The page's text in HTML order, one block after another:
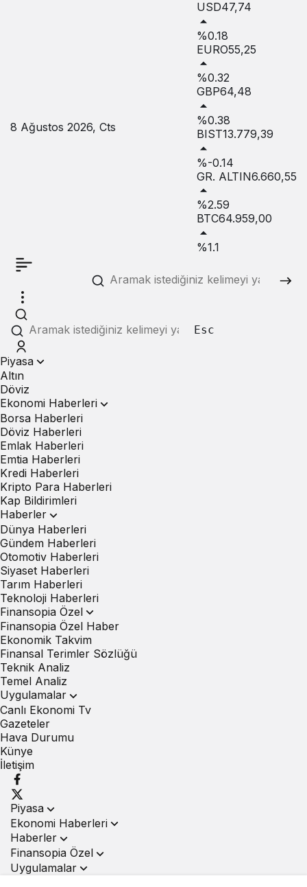
8 Ağustos 2026, Cts
USD47,74
%0.18
EURO55,25
%0.32
GBP64,48
%0.38
BIST13.779,39
%-0.14
GR. ALTIN6.660,55
%2.59
BTC64.959,00
%1.1
Esc
Piyasa
Altın
Döviz
Ekonomi Haberleri
Borsa Haberleri
Döviz Haberleri
Emlak Haberleri
Emtia Haberleri
Kredi Haberleri
Kripto Para Haberleri
Kap Bildirimleri
Haberler
Dünya Haberleri
Gündem Haberleri
Otomotiv Haberleri
Siyaset Haberleri
Tarım Haberleri
Teknoloji Haberleri
Finansopia Özel
Finansopia Özel Haber
Ekonomik Takvim
Finansal Terimler Sözlüğü
Teknik Analiz
Temel Analiz
Uygulamalar
Canlı Ekonomi Tv
Gazeteler
Hava Durumu
Künye
İletişim
Piyasa
Ekonomi Haberleri
Haberler
Finansopia Özel
Uygulamalar